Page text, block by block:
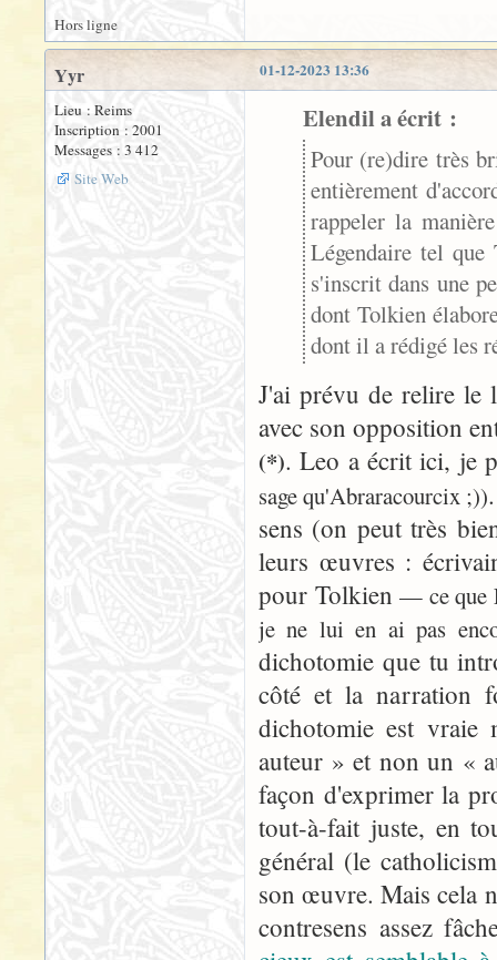
Hors ligne
01-12-2023 13:36
Yyr
Lieu : Reims
Inscription : 2001
Messages : 3 412
Site Web
Elendil a écrit :
Pour (re)dire très
entièrement
rappeler la
Légendaire tel
s'inscrit dans une
dont Tolkien
dont il a rédigé les
J'ai prévu de relire le
avec son opposition
(*). Leo a écrit ici, je
sage qu'Abraracourcix ;))
sens (on peut très
leurs œuvres :
pour Tolkien— ce que
je ne lui en ai pas
dichotomie que tu
côté et la narration
dichotomie est vraie
auteur » et non un «
façon d'exprimer la
tout-à-fait juste, en
général (le
son œuvre. Mais cela
contresens assez